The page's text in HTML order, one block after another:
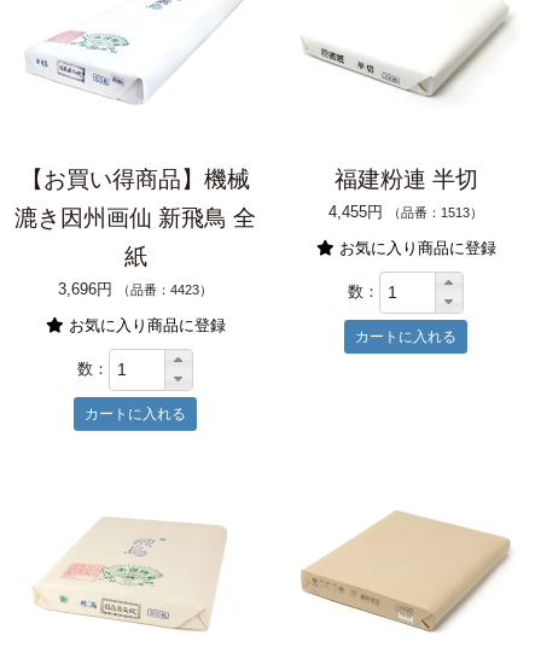
【お買い得商品】機械
漉き因州画仙 新飛鳥 全
紙
3,696円 （品番：4423）
お気に入り商品に登録
数：
福建粉連 半切
4,455円 （品番：1513）
お気に入り商品に登録
数：